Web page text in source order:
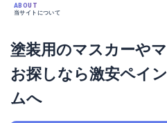
ABOUT
当サイトについて
塗装用のマスカーや
お探しなら激安ペイ
ムへ